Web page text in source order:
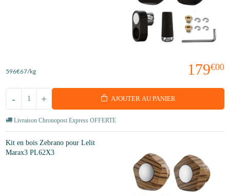
179€00
596€67/kg
+
- AJOUTER AU PANIER
Livraison Chronopost Express OFFERTE
Kit en bois Zebrano pour Lelit
Marax3 PL62X3